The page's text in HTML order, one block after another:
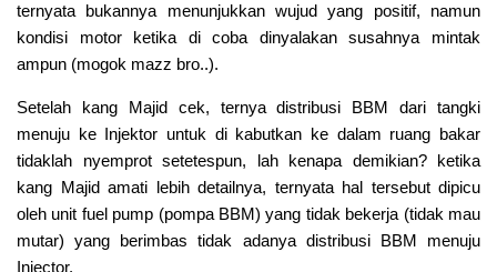
ternyata bukannya menunjukkan wujud yang positif, namun
kondisi motor ketika di coba dinyalakan susahnya mintak
ampun (mogok mazz bro..).
Setelah kang Majid cek, ternya distribusi BBM dari tangki
menuju ke Injektor untuk di kabutkan ke dalam ruang bakar
tidaklah nyemprot setetespun, lah kenapa demikian? ketika
kang Majid amati lebih detailnya, ternyata hal tersebut dipicu
oleh unit fuel pump (pompa BBM) yang tidak bekerja (tidak mau
mutar) yang berimbas tidak adanya distribusi BBM menuju
Injector.